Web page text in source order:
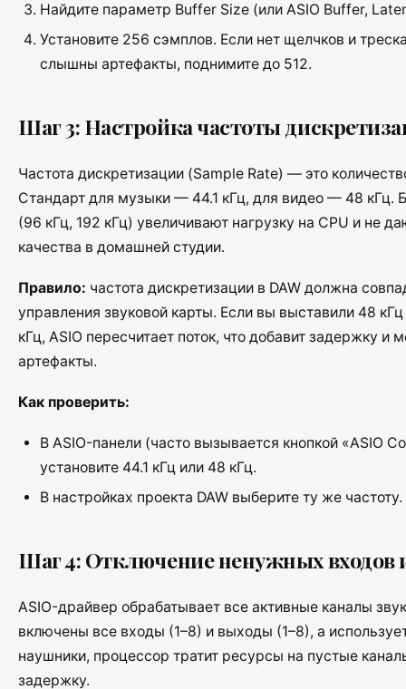
Найдите параметр Buffer Size (или ASIO Buffer,
Установите 256 сэмплов. Если нет щелчков и
слышны артефакты, поднимите до 512.
Шаг 3: Настройка частоты
Частота дискретизации (Sample Rate) — это
Стандарт для музыки — 44.1 кГц, для видео — 48 кГц.
(96 кГц, 192 кГц) увеличивают нагрузку на CPU и не
качества в домашней студии.
Правило: частота дискретизации в DAW должна
управления звуковой карты. Если вы выставили 48 кГц
кГц, ASIO пересчитает поток, что добавит задержку и
артефакты.
Как проверить:
В ASIO-панели (часто вызывается кнопкой «ASIO
установите 44.1 кГц или 48 кГц.
В настройках проекта DAW выберите ту же частоту.
Шаг 4: Отключение ненужных входов
ASIO-драйвер обрабатывает все активные каналы
включены все входы (1–8) и выходы (1–8), а
наушники, процессор тратит ресурсы на пустые
задержку.